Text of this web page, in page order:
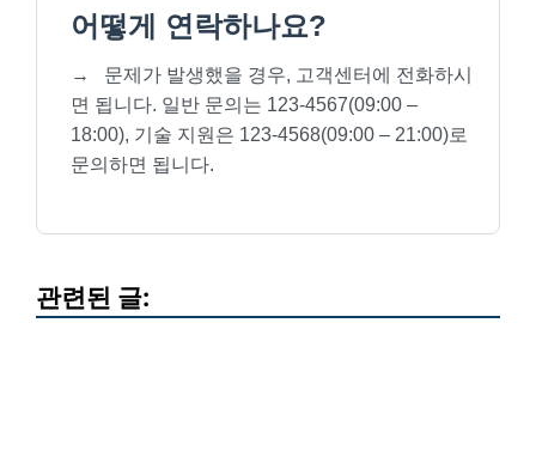
어떻게 연락하나요?
→
문제가 발생했을 경우, 고객센터에 전화하시
면 됩니다. 일반 문의는 123-4567(09:00 –
18:00), 기술 지원은 123-4568(09:00 – 21:00)로
문의하면 됩니다.
관련된 글: